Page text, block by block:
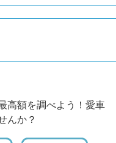
高額を調べよう！愛車
んか？